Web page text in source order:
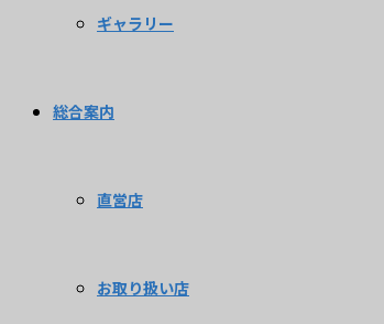
ギャラリー
総合案内
直営店
お取り扱い店